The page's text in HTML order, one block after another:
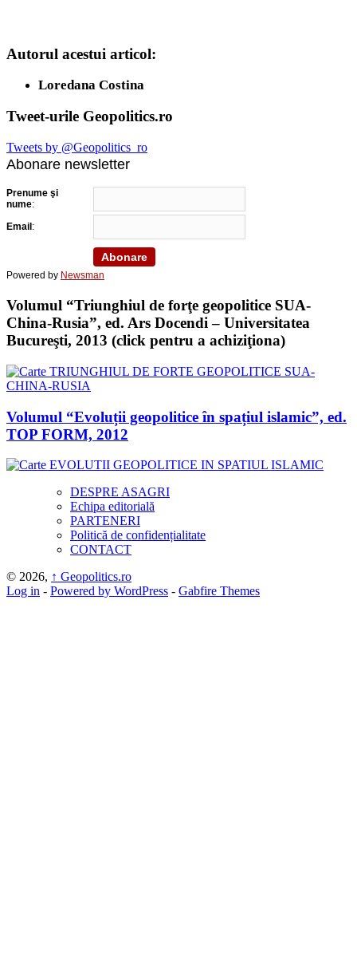
Autorul acestui articol:
Loredana Costina
Tweet-urile Geopolitics.ro
Tweets by @Geopolitics_ro
Abonare newsletter
Prenume şi
nume:
Email:
Powered by Newsman
Volumul “Triunghiul de forţe geopolitice SUA-
China-Rusia”, ed. Ars Docendi – Universitatea
Bucureşti, 2013 (click pentru a achiziţiona)
Volumul “Evoluții geopolitice în spațiul islamic”, ed.
TOP FORM, 2012
DESPRE ASAGRI
Echipa editorială
PARTENERI
Politică de confidențialitate
CONTACT
© 2026, ↑ Geopolitics.ro
Log in - Powered by WordPress - Gabfire Themes